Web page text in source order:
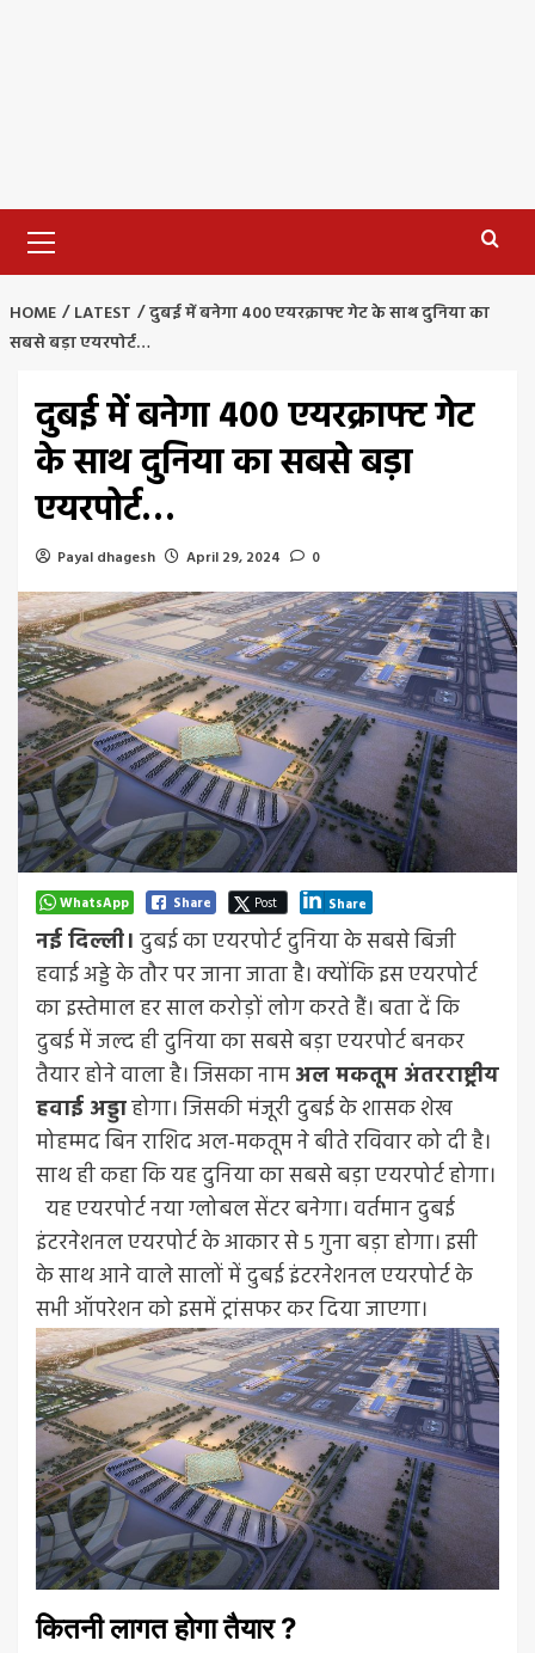
Menu
HOME LATEST
दुबई में बनेगा 400 एयरक्राफ्ट गेट के साथ दुनिया का
सबसे बड़ा एयरपोर्ट…
दुबई में बनेगा 400 एयरक्राफ्ट गेट
के साथ दुनिया का सबसे बड़ा
एयरपोर्ट…
Payal dhagesh April 29, 2024 0
WhatsApp Share Post Share
नई दिल्ली। दुबई का एयरपोर्ट दुनिया के सबसे बिजी
हवाई अड्डे के तौर पर जाना जाता है। क्योंकि इस एयरपोर्ट
का इस्तेमाल हर साल करोड़ों लोग करते हैं। बता दें कि
दुबई में जल्द ही दुनिया का सबसे बड़ा एयरपोर्ट बनकर
तैयार होने वाला है। जिसका नामअल मकतूम अंतरराष्ट्रीय
हवाई अड्डाहोगा। जिसकी मंजूरी दुबई के शासक शेख
मोहम्मद बिन राशिद अल-मकतूम ने बीते रविवार को दी है।
साथ ही कहा कि यह दुनिया का सबसे बड़ा एयरपोर्ट होगा।
यह एयरपोर्ट नया ग्लोबल सेंटर बनेगा। वर्तमान दुबई
इंटरनेशनल एयरपोर्ट के आकार से 5 गुना बड़ा होगा। इसी
के साथ आने वाले सालों में दुबई इंटरनेशनल एयरपोर्ट के
सभी ऑपरेशन को इसमें ट्रांसफर कर दिया जाएगा।
कितनी लागत होगा तैयार ?